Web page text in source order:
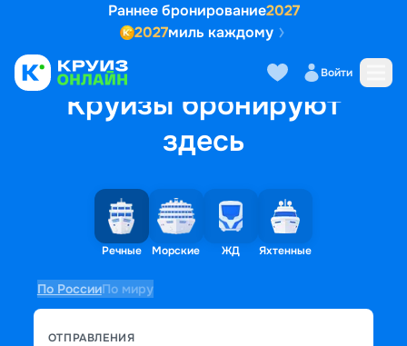
Раннее бронирование2027
2027миль каждому
Войти
Круизы бронируют
здесь
Речные Морские ЖД Яхтенные
По РоссииПо миру
ОТПРАВЛЕНИЯ